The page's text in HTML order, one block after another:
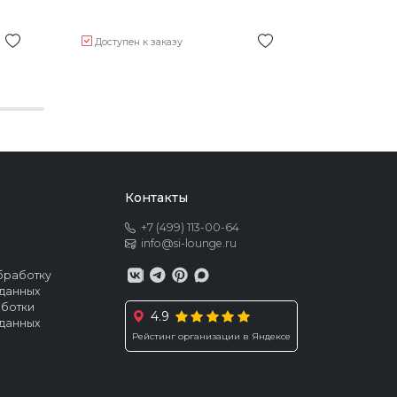
Доступен к заказу
Контакты
+7 (499) 113-00-64
info@si-lounge.ru
4.9
Рейстинг организации в Яндексе